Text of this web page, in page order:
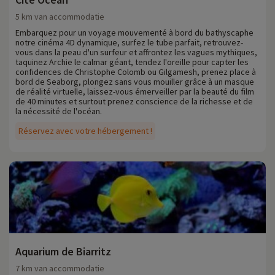
Réservez avec votre hébergement !
5 km van accommodatie
Embarquez pour un voyage mouvementé à bord du bathyscaphe
notre cinéma 4D dynamique, surfez le tube parfait, retrouvez-
vous dans la peau d'un surfeur et affrontez les vagues mythiques,
taquinez Archie le calmar géant, tendez l'oreille pour capter les
confidences de Christophe Colomb ou Gilgamesh, prenez place à
bord de Seaborg, plongez sans vous mouiller grâce à un masque
de réalité virtuelle, laissez-vous émerveiller par la beauté du film
de 40 minutes et surtout prenez conscience de la richesse et de
la nécessité de l'océan.
Aquarium de Biarritz
7 km van accommodatie